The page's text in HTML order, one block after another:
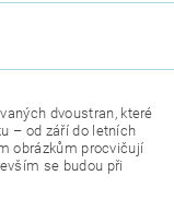
dvoustran, které
– od září do letních
obrázkům procvičují
se budou při